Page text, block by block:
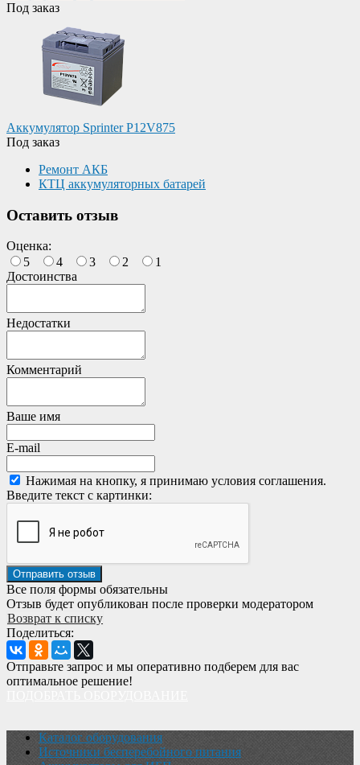
Под заказ
Аккумулятор Sprinter P12V875
Под заказ
Ремонт АКБ
КТЦ аккумуляторных батарей
Оставить отзыв
Оценка:
5
4 3 2
1
Достоинства
Недостатки
Комментарий
Ваше имя
E-mail
Нажимая на кнопку, я принимаю условия соглашения.
Введите текст с картинки:
Все поля формы обязательны
Отзыв будет опубликован после проверки модератором
Возврат к списку
Поделиться:
Отправьте запрос и мы оперативно подберем для вас
оптимальное решение!
Каталог оборудования
Источники бесперебойного питания